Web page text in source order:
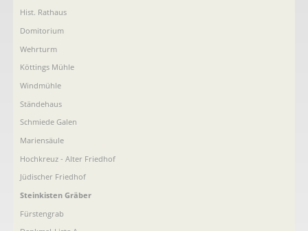
Hist. Rathaus
Domitorium
Wehrturm
Köttings Mühle
Windmühle
Ständehaus
Schmiede Galen
Mariensäule
Hochkreuz - Alter Friedhof
Jüdischer Friedhof
Steinkisten Gräber
Fürstengrab